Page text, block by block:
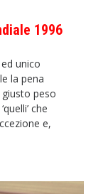
1996
unico
la pena
peso
che
e,